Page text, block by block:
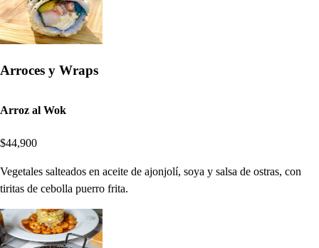
Arroces y Wraps
Arroz al Wok
$44,900
Vegetales salteados en aceite de ajonjolí, soya y salsa de ostras, con
tiritas de cebolla puerro frita.